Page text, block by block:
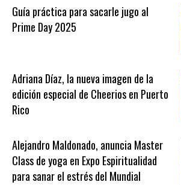
Guía práctica para sacarle jugo al
Prime Day 2025
Adriana Díaz, la nueva imagen de la
edición especial de Cheerios en Puerto
Rico
Alejandro Maldonado, anuncia Master
Class de yoga en Expo Espiritualidad
para sanar el estrés del Mundial